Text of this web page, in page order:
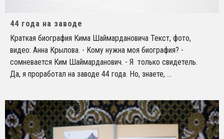
44 года на заводе
Краткая биография Кима Шаймардановича Текст, фото,
видео: Анна Крылова. - Кому нужна моя биография? -
сомневается Ким Шаймарданович. - Я только свидетель.
Да, я проработал на заводе 44 года. Но, знаете, ...